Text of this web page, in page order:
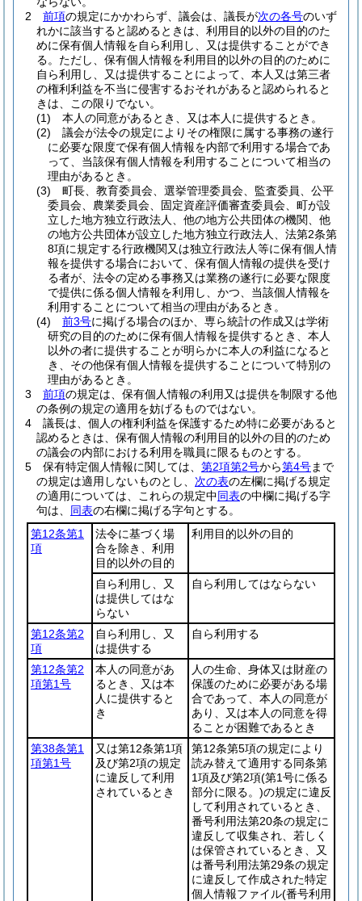
2
前項の規定にかかわらず、議会は、議長が次の各号のいず
れかに該当すると認めるときは、利用目的以外の目的のた
めに保有個人情報を自ら利用し、又は提供することができ
る。 ただし、保有個人情報を利用目的以外の目的のために
自ら利用し、又は提供することによって、本人又は第三者
の権利利益を不当に侵害するおそれがあると認められると
きは、この限りでない。
(1)
本人の同意があるとき、又は本人に提供するとき。
(2)
議会が法令の規定によりその権限に属する事務の遂行
に必要な限度で保有個人情報を内部で利用する場合であ
って、当該保有個人情報を利用することについて相当の
理由があるとき。
(3)
町長、教育委員会、選挙管理委員会、監査委員、公平
委員会、農業委員会、固定資産評価審査委員会、町が設
立した地方独立行政法人、他の地方公共団体の機関、他
の地方公共団体が設立した地方独立行政法人、法第2条第
8項に規定する行政機関又は独立行政法人等に保有個人情
報を提供する場合において、保有個人情報の提供を受け
る者が、法令の定める事務又は業務の遂行に必要な限度
で提供に係る個人情報を利用し、かつ、当該個人情報を
利用することについて相当の理由があるとき。
(4)
前3号に掲げる場合のほか、専ら統計の作成又は学術
研究の目的のために保有個人情報を提供するとき、本人
以外の者に提供することが明らかに本人の利益になると
き、その他保有個人情報を提供することについて特別の
理由があるとき。
3
前項の規定は、保有個人情報の利用又は提供を制限する他
の条例の規定の適用を妨げるものではない。
4
議長は、個人の権利利益を保護するため特に必要があると
認めるときは、保有個人情報の利用目的以外の目的のため
の議会の内部における利用を職員に限るものとする。
5
保有特定個人情報に関しては、 第2項第2号から第4号まで
の規定は適用しないものとし、 次の表の左欄に掲げる規定
の適用については、これらの規定中同表の中欄に掲げる字
句は、 同表の右欄に掲げる字句とする。
第12条第1
項
法令に基づく場
合を除き、利用
目的以外の目的
利用目的以外の目的
自ら利用し、又
は提供してはな
らない
自ら利用してはならない
第12条第2
項
自ら利用し、又
は提供する
自ら利用する
第12条第2
項第1号
本人の同意があ
るとき、又は本
人に提供すると
き
人の生命、身体又は財産の
保護のために必要がある場
合であって、本人の同意が
あり、又は本人の同意を得
ることが困難であるとき
第38条第1
項第1号
又は第12条第1項
及び第2項の規定
に違反して利用
されているとき
第12条第5項の規定により
読み替えて適用する同条第
1項及び第2項(第1号に係る
部分に限る。)の規定に違反
して利用されているとき、
番号利用法第20条の規定に
違反して収集され、若しく
は保管されているとき、又
は番号利用法第29条の規定
に違反して作成された特定
個人情報ファイル(番号利用